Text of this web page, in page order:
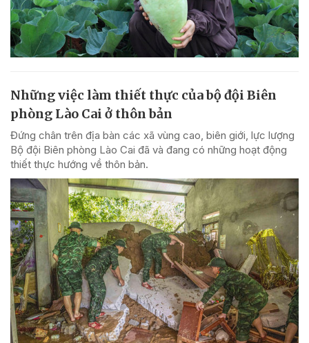
Những việc làm thiết thực của bộ đội Biên
phòng Lào Cai ở thôn bản
Đứng chân trên địa bàn các xã vùng cao, biên giới, lực lượng
Bộ đội Biên phòng Lào Cai đã và đang có những hoạt động
thiết thực hướng về thôn bản.